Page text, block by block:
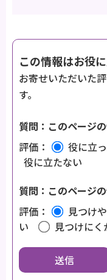
この情報はお役
お寄せいただいた
す。
質問：このページ
評価：
役に立
役に立たない
質問：このページ
評価：
見つけ
い
見つけにく